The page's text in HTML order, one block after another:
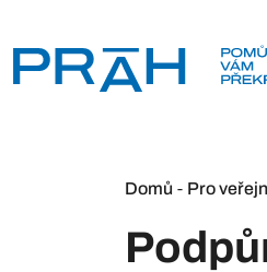
Domů - Pro